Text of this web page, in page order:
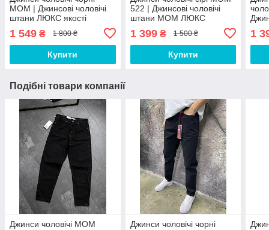
MOM | Джинсові чоловічі
штани ЛЮКС якості
1 549 ₴ 1 800 ₴
Купити
522 | Джинсові чоловічі
штани МОМ ЛЮКС
1 399₴ 1 500 ₴
Купити
1
Подібні товари компанії
Джинси чоловічі MOM
Джинси чоловічі чорні